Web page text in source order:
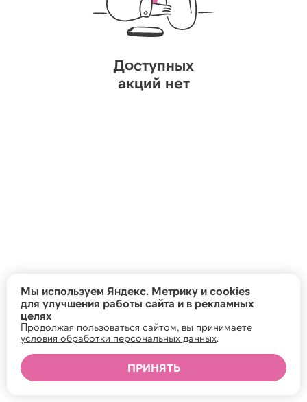
Доступных
акций нет
Мы используем Яндекс. Метрику и cookies
для улучшения работы сайта и в рекламных
целях
Продолжая пользоваться сайтом, вы принимаете
условия обработки персональных данных.
ПРИНЯТЬ